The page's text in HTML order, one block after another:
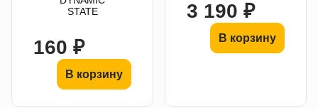
STATE
160 ₽
В корзину
3 190 ₽
В корзину